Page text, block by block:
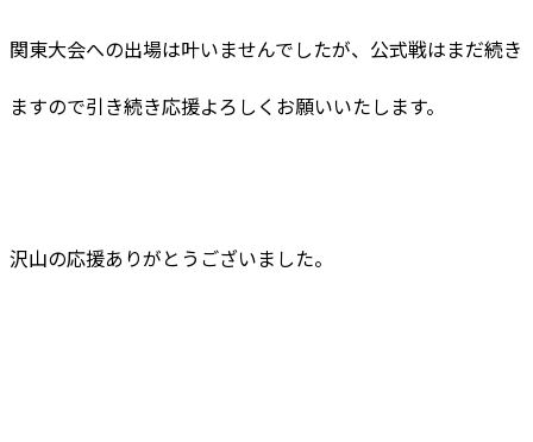
関東大会への出場は叶いませんでしたが、公式戦はまだ続き
ますので引き続き応援よろしくお願いいたします。
沢山の応援ありがとうございました。